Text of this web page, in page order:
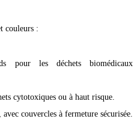
couleurs :
pour les déchets biomédicaux
cytotoxiques ou à haut risque.
, avec couvercles à fermeture sécurisée.